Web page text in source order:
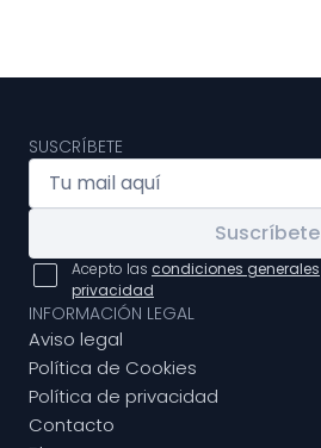
SUSCRÍBETE
Suscríbete
Acepto las condiciones generales
privacidad
INFORMACIÓN LEGAL
Aviso legal
Política de Cookies
Política de privacidad
Contacto